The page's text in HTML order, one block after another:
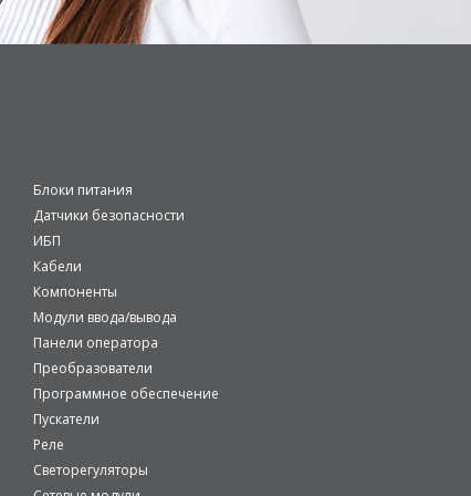
Блоки питания
Датчики безопасности
ИБП
Кабели
Компоненты
Модули ввода/вывода
Панели оператора
Преобразователи
Программное обеспечение
Пускатели
Реле
Светорегуляторы